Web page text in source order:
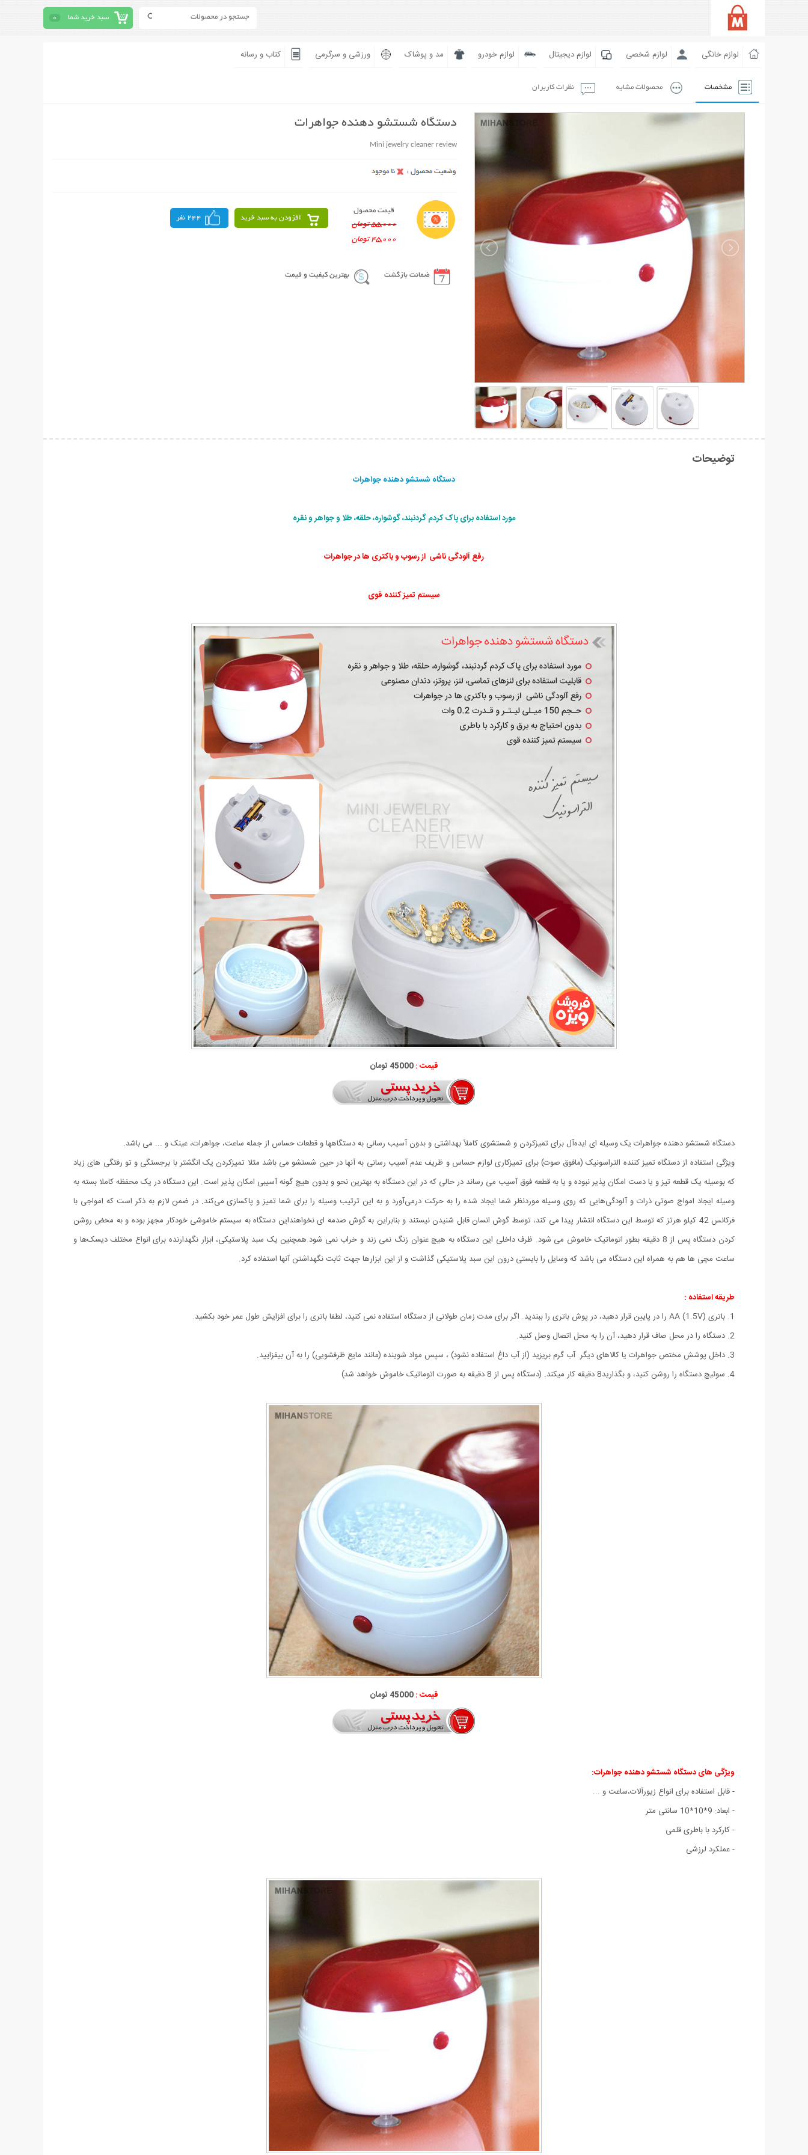
سبد خرید شما 0
لوازم خانگی لوازم شخصی لوازم دیجیتال لوازم خودرو مد و پوشاک ورزشی و سرگرمی کتاب و رسانه
مشخصات محصولات مشابه نظرات کاربران
دستگاه شستشو دهنده جواهرات
Mini jewelry cleaner review
قیمت محصول
55,000 تومان
45,000 تومان
افزودن به سبد خرید 244 نفر
ضمانت بازگشت بهترین کیفیت و قیمت
توضیحات
دستگاه شستشو دهنده جواهرات
مورد استفاده برای پاک کردم گردنبند، گوشواره، حلقه، طلا و جواهر و نقره
رفع آلودگی ناشی از رسوب و باکتری ها در جواهرات
سیستم تمیز کننده قوی
قیمت :45000 تومان
دستگاه شستشو دهنده جواهرات یک وسیله ای ایده‌آل برای تمیز‌کردن و شستشوی کاملاً بهداشتی و بدون آسیب رسانی به دستگاهها و قطعات حساس از جمله ساعت، جواهرات، عینک و ... می باشد.
ویژگی استفاده از دستگاه تمیز کننده التراسونیک (مافوق صوت) برای تمیزکاری لوازم حساس و ظریف عدم آسیب رسانی به آنها در حین شستشو می باشد مثلا تمیزکردن یک انگشتر با برجستگی و تو رفتگی های زیاد
که بوسیله یک قطعه تیز و یا دست امکان پذیر نبوده و یا به قطعه فوق آسیب می رساند در حالی که در این دستگاه به بهترین نحو و بدون هیچ گونه آسیبی امکان پذیر است. این دستگاه در یک محفظه کاملا بسته به
وسیله ایجاد امواج صوتی ذرات و آلودگی‌هایی که روی وسیله موردنظر شما ایجاد شده را به حرکت درمی‌آورد و به این ترتیب وسیله را برای شما تمیز و پاکسازی می‌کند. در ضمن لازم به ذکر است که امواجی با
فرکانس 42 کیلو هرتز که توسط این دستگاه انتشار پیدا می کند، توسط گوش انسان قابل شنیدن نیستند و بنابراین به گوش صدمه ای نخواهنداین دستگاه به سیستم خاموشی خودکار مجهز بوده و به محض روشن
کردن دستگاه پس از 8 دقیقه بطور اتوماتیک خاموش می شود. ظرف داخلی این دستگاه به هیچ عنوان زنگ نمی زند و خراب نمی شود.همچنین یک سبد پلاستیکی، ابزار نگهدارنده برای انواع مختلف دیسک‌ها و
ساعت مچی ها هم به همراه این دستگاه می باشد که وسایل را بایستی درون این سبد پلاستیکی گذاشت و از این ابزارها جهت ثابت نگهداشتن آنها استفاده کرد.
طریقه استفاده :
1. باتری (AA (1.5V را در پایین قرار دهید، در پوش باتری را ببندید. اگر برای مدت زمان طولانی از دستگاه استفاده نمی کنید، لطفا باتری را برای افزایش طول عمر خود بکشید.
2. دستگاه را در محل صاف قرار دهید، آن را به محل اتصال وصل کنید.
3. داخل پوشش مختص جواهرات یا کالاهای دیگر آب گرم بریزید (از آب داغ استفاده نشود) ، سپس مواد شوینده (مانند مایع ظرفشویی) را به آن بیفزایید.
4. سوئیچ دستگاه را روشن کنید، و بگذارید8 دقیقه کار میکند. (دستگاه پس از 8 دقیقه به صورت اتوماتیک خاموش خواهد شد)
قیمت :45000 تومان
ویژگی های دستگاه شستشو دهنده جواهرات:
- قابل استفاده برای انواع زیورآلات،ساعت و ...
- ابعاد: 9*10*10 سانتی متر
- کارکرد با باطری قلمی
- عملکرد لرزشی